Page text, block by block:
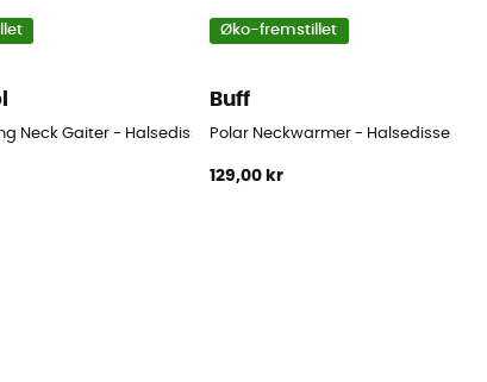
Neck Gaiter - Halsedisse
Øko-fremstillet
Buff
Polar Neckwarmer - Halsedisse
129,00 kr